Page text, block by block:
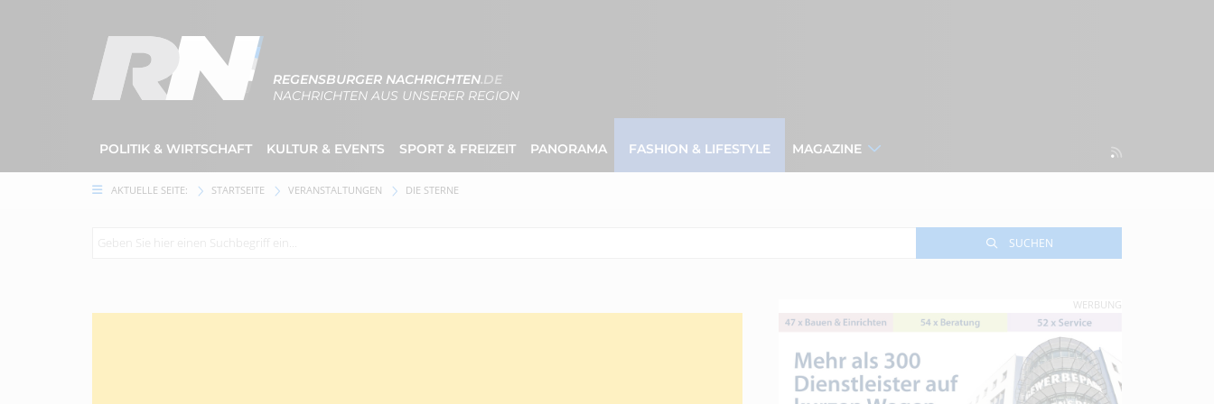
REGENSBURGER NACHRICHTEN.DE
NACHRICHTEN AUS UNSERER REGION
POLITIK & WIRTSCHAFT KULTUR & EVENTS SPORT & FREIZEIT PANORAMA FASHION & LIFESTYLE MAGAZINE
AKTUELLE SEITE: STARTSEITE VERANSTALTUNGEN DIE STERNE
SUCHEN
WERBUNG